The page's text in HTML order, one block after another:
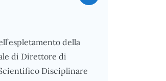
della
di Direttore di
Disciplinare